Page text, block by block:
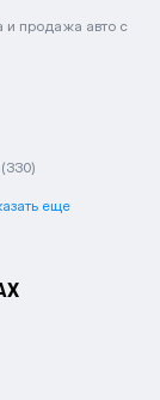
и продажа авто с
(330)
еще